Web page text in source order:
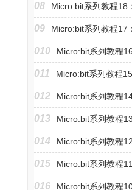
08 Micro:bit系列教程18
09 Micro:bit系列教程17
010 Micro:bit系列教程
011 Micro:bit系列教程
012 Micro:bit系列教程
013 Micro:bit系列教程
014 Micro:bit系列教程
015 Micro:bit系列教程
016 Micro:bit系列教程